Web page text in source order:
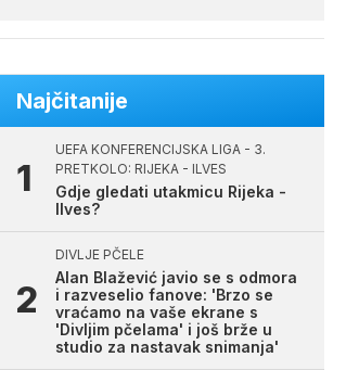
Najčitanije
UEFA KONFERENCIJSKA LIGA - 3.
PRETKOLO: RIJEKA - ILVES
Gdje gledati utakmicu Rijeka -
Ilves?
DIVLJE PČELE
Alan Blažević javio se s odmora
i razveselio fanove: 'Brzo se
vraćamo na vaše ekrane s
'Divljim pčelama' i još brže u
studio za nastavak snimanja'